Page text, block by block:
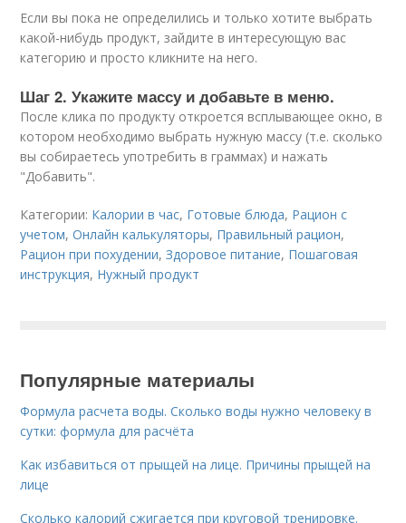
Если вы пока не определились и только хотите выбрать
какой-нибудь продукт, зайдите в интересующую вас
категорию и просто кликните на него.
Шаг 2. Укажите массу и добавьте в меню.
После клика по продукту откроется всплывающее окно, в
котором необходимо выбрать нужную массу (т.е. сколько
вы собираетесь употребить в граммах) и нажать
"Добавить".
Категории: Калории в час, Готовые блюда, Рацион с
учетом,Онлайн калькуляторы, Правильный рацион,
Рацион при похудении,Здоровое питание, Пошаговая
инструкция, Нужный продукт
Популярные материалы
Формула расчета воды. Сколько воды нужно человеку в
сутки: формула для расчёта
Как избавиться от прыщей на лице. Причины прыщей на
лице
Сколько калорий сжигается при круговой тренировке.